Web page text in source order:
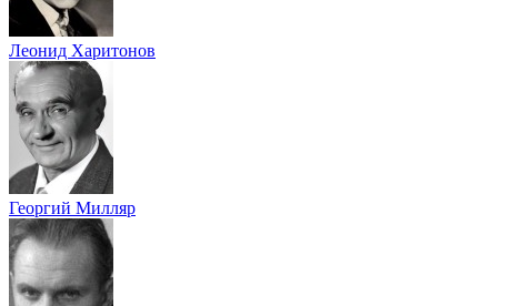
Леонид Харитонов
Георгий Милляр